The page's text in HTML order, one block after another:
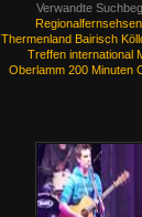
Verwandte
Thermenland Bairisch
Treffen international
Oberlamm 200 Minuten